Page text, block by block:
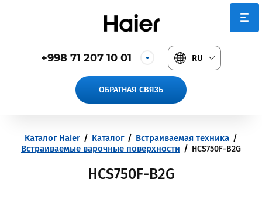
+998 71 207 10 01 RU
ОБРАТНАЯ СВЯЗЬ
Каталог Haier / Каталог / Встраиваемая техника /
Встраиваемые варочные поверхности / HCS750F-B2G
HCS750F-B2G